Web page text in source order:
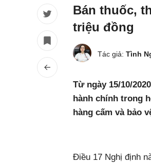
Bán thuốc,
triệu đồng
Tác giả: Tình
Từ ngày 15/10/
hành chính trong
hàng cấm và bảo
Điều 17 Nghị định